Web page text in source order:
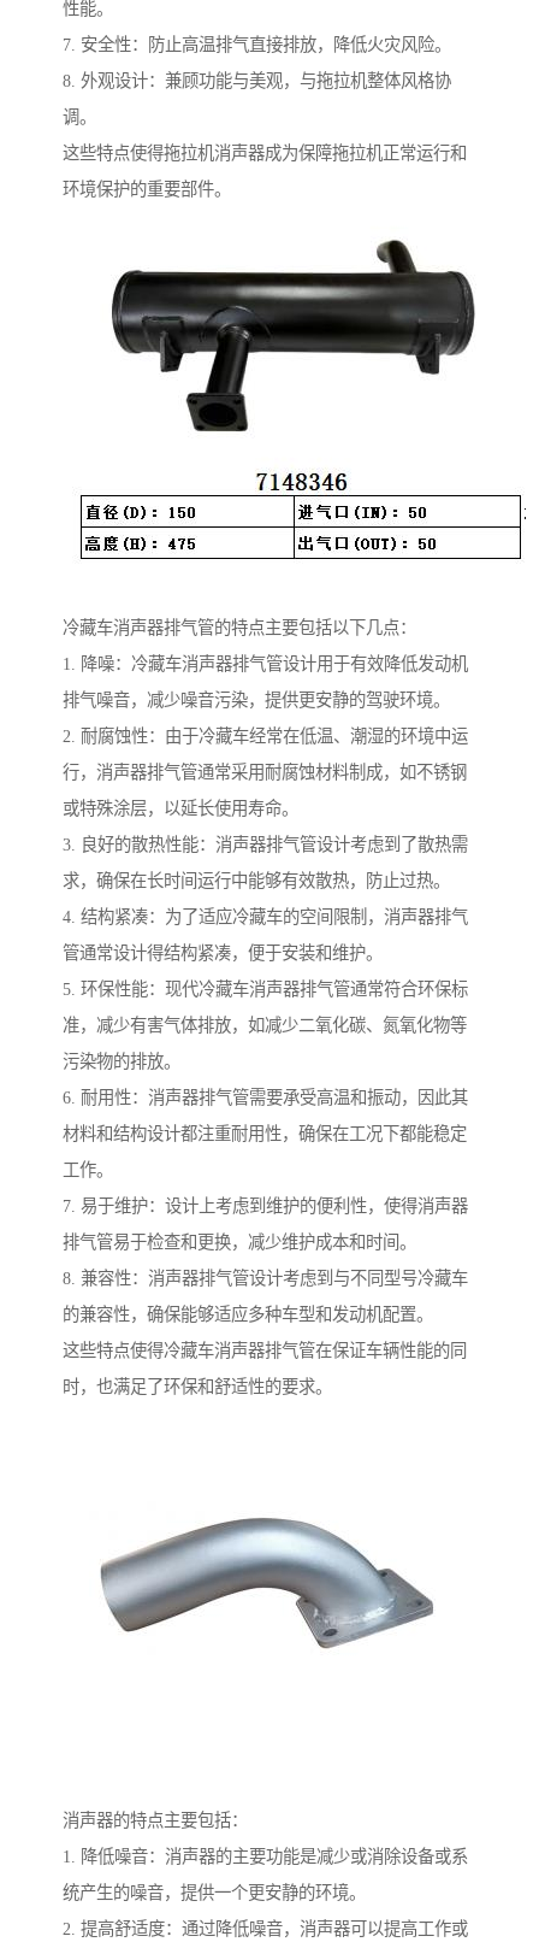
性能。
7. 安全性：防止高温排气直接排放，降低火灾风险。
8. 外观设计：兼顾功能与美观，与拖拉机整体风格协
调。
这些特点使得拖拉机消声器成为保障拖拉机正常运行和
环境保护的重要部件。
冷藏车消声器排气管的特点主要包括以下几点：
1. 降噪：冷藏车消声器排气管设计用于有效降低发动机
排气噪音，减少噪音污染，提供更安静的驾驶环境。
2. 耐腐蚀性：由于冷藏车经常在低温、潮湿的环境中运
行，消声器排气管通常采用耐腐蚀材料制成，如不锈钢
或特殊涂层，以延长使用寿命。
3. 良好的散热性能：消声器排气管设计考虑到了散热需
求，确保在长时间运行中能够有效散热，防止过热。
4. 结构紧凑：为了适应冷藏车的空间限制，消声器排气
管通常设计得结构紧凑，便于安装和维护。
5. 环保性能：现代冷藏车消声器排气管通常符合环保标
准，减少有害气体排放，如减少二氧化碳、氮氧化物等
污染物的排放。
6. 耐用性：消声器排气管需要承受高温和振动，因此其
材料和结构设计都注重耐用性，确保在工况下都能稳定
工作。
7. 易于维护：设计上考虑到维护的便利性，使得消声器
排气管易于检查和更换，减少维护成本和时间。
8. 兼容性：消声器排气管设计考虑到与不同型号冷藏车
的兼容性，确保能够适应多种车型和发动机配置。
这些特点使得冷藏车消声器排气管在保证车辆性能的同
时，也满足了环保和舒适性的要求。
消声器的特点主要包括：
1. 降低噪音：消声器的主要功能是减少或消除设备或系
统产生的噪音，提供一个更安静的环境。
2. 提高舒适度：通过降低噪音，消声器可以提高工作或